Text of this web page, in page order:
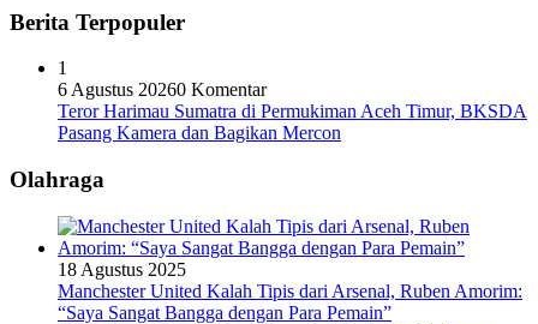
Berita Terpopuler
1
6 Agustus 20260 Komentar
Teror Harimau Sumatra di Permukiman Aceh Timur, BKSDA
Pasang Kamera dan Bagikan Mercon
Olahraga
18 Agustus 2025
Manchester United Kalah Tipis dari Arsenal, Ruben Amorim:
“Saya Sangat Bangga dengan Para Pemain”